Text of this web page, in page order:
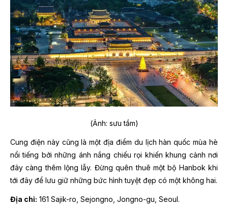
(Ảnh: sưu tầm)
Cung điện này cũng là một địa điểm du lịch hàn quốc mùa hè
nổi tiếng bởi những ánh nắng chiếu rọi khiến khung cảnh nơi
đây càng thêm lộng lẫy. Đừng quên thuê một bộ Hanbok khi
tới đây để lưu giữ những bức hình tuyệt đẹp có một không hai.
Địa chỉ: 161 Sajik-ro, Sejongno, Jongno-gu, Seoul.